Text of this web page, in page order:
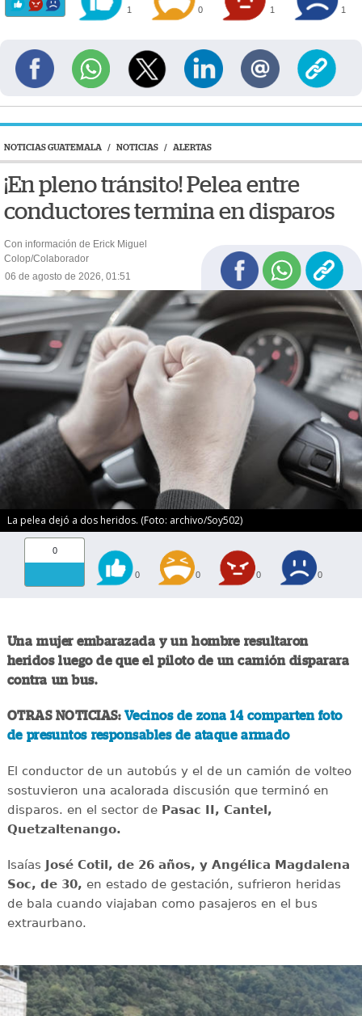
1 0 1 1
NOTICIAS GUATEMALA / NOTICIAS / ALERTAS
¡En pleno tránsito! Pelea entre
conductores termina en disparos
Con información de Erick Miguel
Colop/Colaborador
06 de agosto de 2026, 01:51
La pelea dejó a dos heridos. (Foto: archivo/Soy502)
0
0 0 0 0
Una mujer embarazada y un hombre resultaron
heridos luego de que el piloto de un camión disparara
contra un bus.
OTRAS NOTICIAS: Vecinos de zona 14 comparten foto
de presuntos responsables de ataque armado
El conductor de un autobús y el de un camión de volteo
sostuvieron una acalorada discusión que terminó en
disparos. en el sector de Pasac II, Cantel,
Quetzaltenango.
Isaías José Cotil, de 26 años, y Angélica Magdalena
Soc, de 30, en estado de gestación, sufrieron heridas
de bala cuando viajaban como pasajeros en el bus
extraurbano.